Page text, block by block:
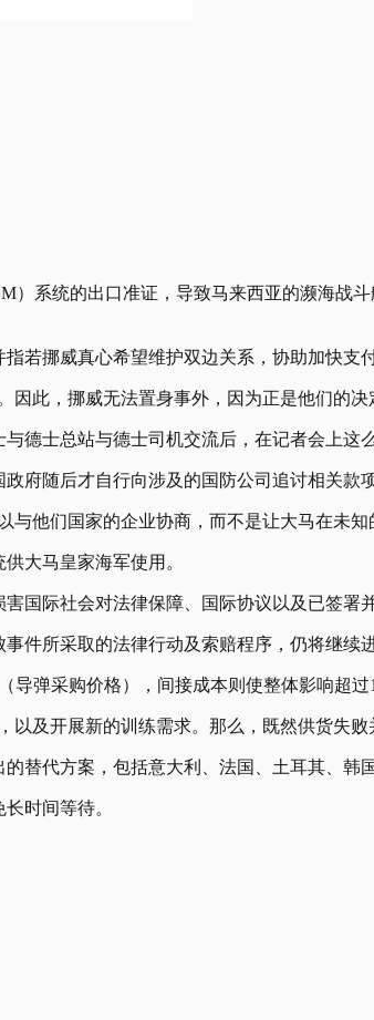
）系统的出口准证，导致马来西亚的濒海
若挪威真心希望维护双边关系，协助加快支
此，挪威无法置身事外，因为正是他们的决
德士总站与德士司机交流后，在记者会上这么
府随后才自行向涉及的国防公司追讨相关款项
他们国家的企业协商，而不是让大马在未知
大马皇家海军使用。
国际社会对法律保障、国际协议以及已签署
件所采取的法律行动及索赔程序，仍将继续进
弹采购价格），间接成本则使整体影响超过
及开展新的训练需求。那么，既然供货失
替代方案，包括意大利、法国、土耳其、韩
时间等待。